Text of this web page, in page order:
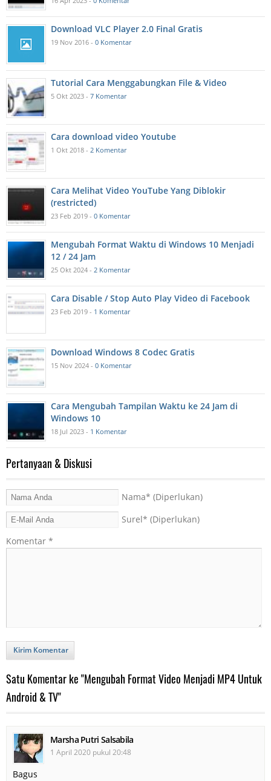
Download VLC Player 2.0 Final Gratis
19 Nov 2016 - 0 Komentar
Tutorial Cara Menggabungkan File & Video
5 Okt 2023 - 7 Komentar
Cara download video Youtube
1 Okt 2018 - 2 Komentar
Cara Melihat Video YouTube Yang Diblokir
(restricted)
23 Feb 2019 - 0 Komentar
Mengubah Format Waktu di Windows 10 Menjadi
12 / 24 Jam
25 Okt 2024 - 2 Komentar
Cara Disable / Stop Auto Play Video di Facebook
23 Feb 2019 - 1 Komentar
Download Windows 8 Codec Gratis
15 Nov 2024 - 0 Komentar
Cara Mengubah Tampilan Waktu ke 24 Jam di
Windows 10
18 Jul 2023 - 1 Komentar
Pertanyaan & Diskusi
Nama* (Diperlukan)
Surel* (Diperlukan)
Komentar *
Kirim Komentar
Satu Komentar ke "Mengubah Format Video Menjadi MP4 Untuk
Android & TV"
Marsha Putri Salsabila
1 April 2020 pukul 20:48
Bagus